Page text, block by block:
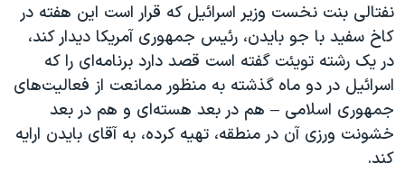
نفتالی بنت نخست وزیر اسرائیل که قرار است این هفته در
کاخ سفید با جو بایدن، رئیس جمهوری آمریکا دیدار کند،
در یک رشته تویئت گفته است قصد دارد برنامه‌ای را که
اسرائیل در دو ماه گذشته به منظور ممانعت از فعالیت‌های
جمهوری اسلامی – هم در بعد هسته‌ای و هم در بعد
خشونت ورزی آن در منطقه، تهیه کرده، به آقای بایدن ارایه
کند.